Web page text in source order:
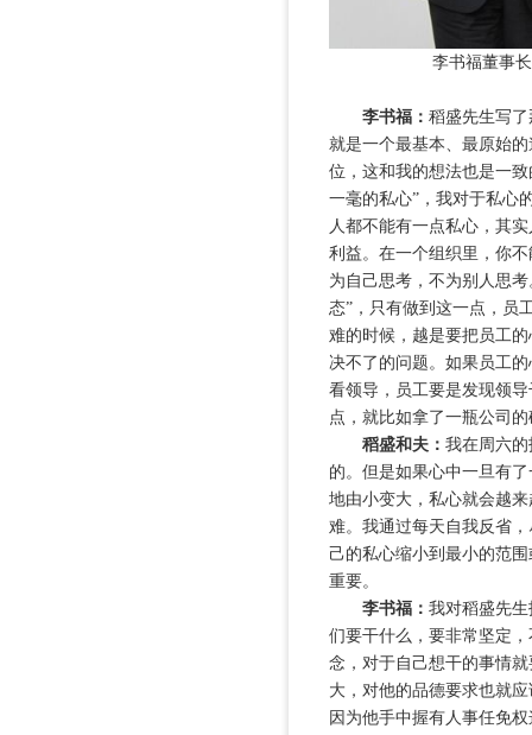
李书福董事
李书福： 稻盛先生写
就是一个最基本、最原始
位，这和我的想法也是一
一毫的私心”，我对于私心
人都不能有一点私心，其
利益。在一个组织里，你
为自己思考，不为别人思
态”，只有做到这一点，员
难的时候，越是要把员工
决不了的问题。如果员工
看领导，员工要是发现领
点，就比如拿了一瓶公司
稻盛和夫： 我在周六
的。但是如果心中一旦有
地由小变大，私心就会越
难。我通过每天自我反省
己的私心缩小到最小的范
重要。
李书福： 我对稻盛先
们要干什么，要非常坚定
念，对于自己想干的事情
大，对他的品德要求也就
因为他手中握有人事任免